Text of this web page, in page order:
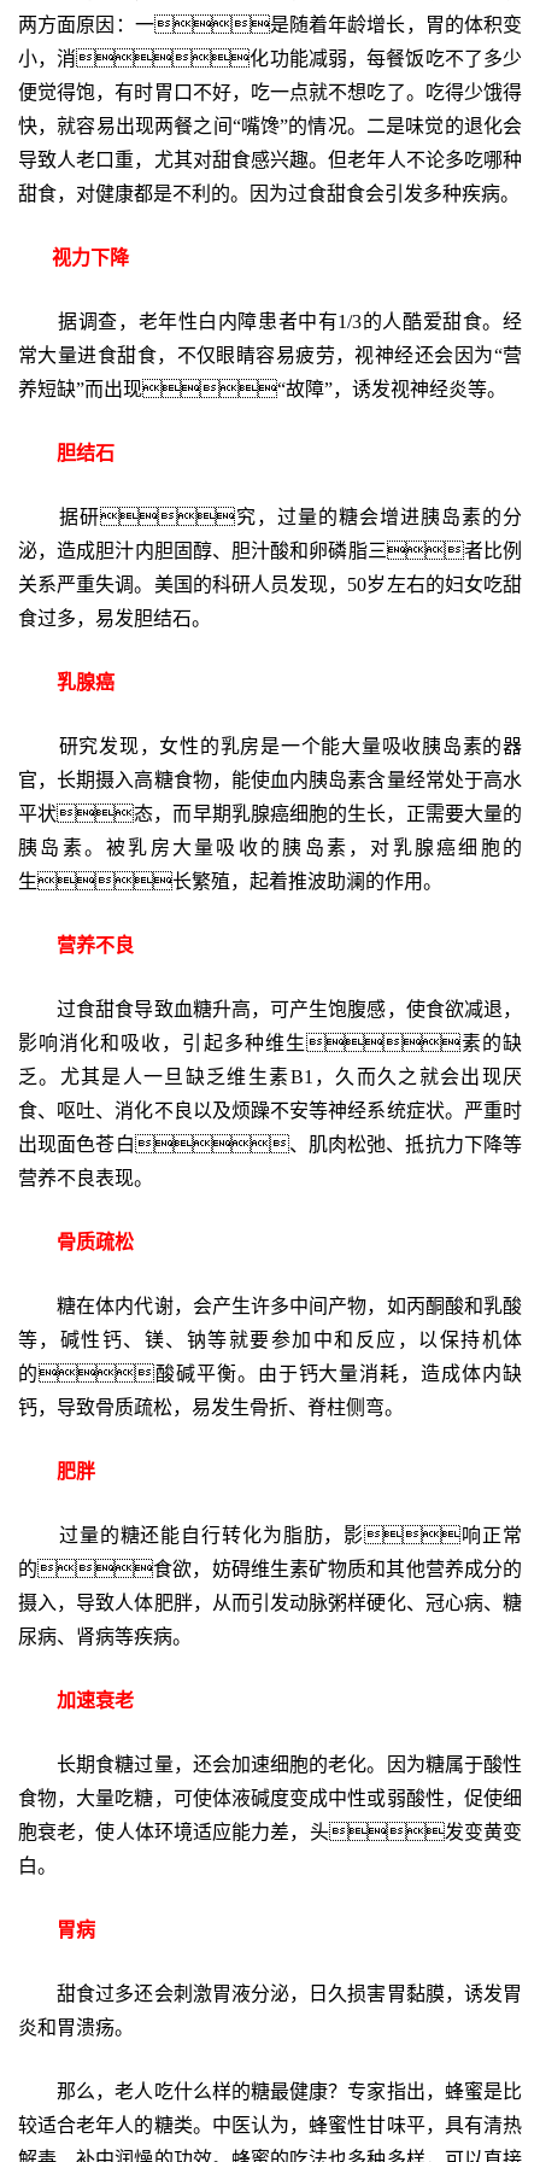
两方面原因：一是随着年龄增长，胃的体积变
小，消化功能减弱，每餐饭吃不了多少
便觉得饱，有时胃口不好，吃一点就不想吃了。吃得少饿得
快，就容易出现两餐之间“嘴馋”的情况。二是味觉的退化会
导致人老口重，尤其对甜食感兴趣。但老年人不论多吃哪种
甜食，对健康都是不利的。因为过食甜食会引发多种疾病。
视力下降
据调查，老年性白内障患者中有1/3的人酷爱甜食。经
常大量进食甜食，不仅眼睛容易疲劳，视神经还会因为“营
养短缺”而出现“故障”，诱发视神经炎等。
胆结石
据研究，过量的糖会增进胰岛素的分
泌，造成胆汁内胆固醇、胆汁酸和卵磷脂三者比例
关系严重失调。美国的科研人员发现，50岁左右的妇女吃甜
食过多，易发胆结石。
乳腺癌
研究发现，女性的乳房是一个能大量吸收胰岛素的器
官，长期摄入高糖食物，能使血内胰岛素含量经常处于高水
平状态，而早期乳腺癌细胞的生长，正需要大量的
胰岛素。被乳房大量吸收的胰岛素，对乳腺癌细胞的
生长繁殖，起着推波助澜的作用。
营养不良
过食甜食导致血糖升高，可产生饱腹感，使食欲减退，
影响消化和吸收，引起多种维生素的缺
乏。尤其是人一旦缺乏维生素B1，久而久之就会出现厌
食、呕吐、消化不良以及烦躁不安等神经系统症状。严重时
出现面色苍白、肌肉松弛、抵抗力下降等
营养不良表现。
骨质疏松
糖在体内代谢，会产生许多中间产物，如丙酮酸和乳酸
等，碱性钙、镁、钠等就要参加中和反应，以保持机体
的酸碱平衡。由于钙大量消耗，造成体内缺
钙，导致骨质疏松，易发生骨折、脊柱侧弯。
肥胖
过量的糖还能自行转化为脂肪，影响正常
的食欲，妨碍维生素矿物质和其他营养成分的
摄入，导致人体肥胖，从而引发动脉粥样硬化、冠心病、糖
尿病、肾病等疾病。
加速衰老
长期食糖过量，还会加速细胞的老化。因为糖属于酸性
食物，大量吃糖，可使体液碱度变成中性或弱酸性，促使细
胞衰老，使人体环境适应能力差，头发变黄变
白。
胃病
甜食过多还会刺激胃液分泌，日久损害胃黏膜，诱发胃
炎和胃溃疡。
那么，老人吃什么样的糖最健康？专家指出，蜂蜜是比
较适合老年人的糖类。中医认为，蜂蜜性甘味平，具有清热